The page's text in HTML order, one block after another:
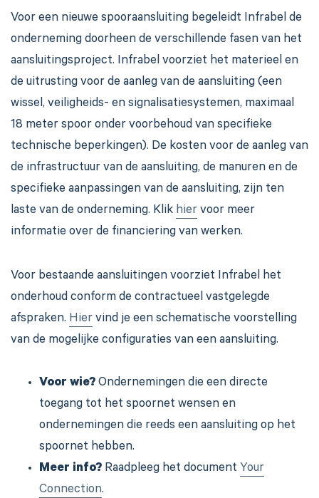
Voor een nieuwe spooraansluiting begeleidt Infrabel de
onderneming doorheen de verschillende fasen van het
aansluitingsproject. Infrabel voorziet het materieel en
de uitrusting voor de aanleg van de aansluiting (een
wissel, veiligheids- en signalisatiesystemen, maximaal
18 meter spoor onder voorbehoud van specifieke
technische beperkingen). De kosten voor de aanleg van
de infrastructuur van de aansluiting, de manuren en de
specifieke aanpassingen van de aansluiting, zijn ten
laste van de onderneming. Klik hier voor meer
informatie over de financiering van werken.
Voor bestaande aansluitingen voorziet Infrabel het
onderhoud conform de contractueel vastgelegde
afspraken. Hier vind je een schematische voorstelling
van de mogelijke configuraties van een aansluiting.
Voor wie? Ondernemingen die een directe
toegang tot het spoornet wensen en
ondernemingen die reeds een aansluiting op het
spoornet hebben.
Meer info? Raadpleeg het document Your
Connection.